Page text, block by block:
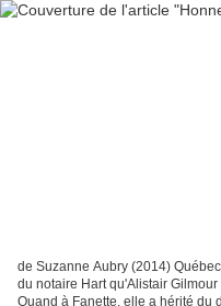
de Suzanne Aubry (2014)
du notaire Hart qu'Alistair
Quand à Fanette, elle a hérité du